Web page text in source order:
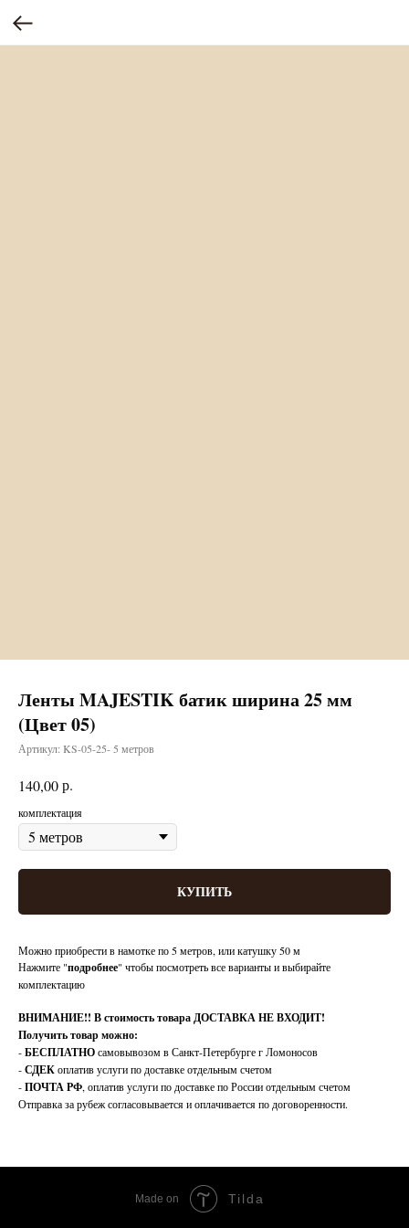
Ленты MAJESTIK батик ширина 25 мм
(Цвет 05)
Артикул: KS-05-25- 5 метров
140,00р.
комплектация
КУПИТЬ
Можно приобрести в намотке по 5 метров, или катушку 50 м
Нажмите "подробнее" чтобы посмотреть все варианты и выбирайте
комплектацию
ВНИМАНИЕ!! В стоимость товара ДОСТАВКА НЕ ВХОДИТ!
Получить товар можно:
-БЕСПЛАТНОсамовывозом в Санкт-Петербурге г Ломоносов
-СДЕКоплатив услуги по доставке отдельным счетом
-ПОЧТА РФ, оплатив услуги по доставке по России отдельным счетом
Отправка за рубеж согласовывается и оплачивается по договоренности.
Made on Tilda